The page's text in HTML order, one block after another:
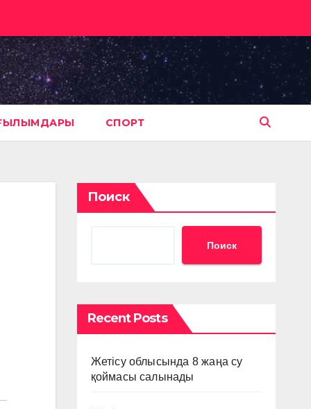
СПОРТ
Поиск
Поиск
Recent Posts
Жетісу облысында 8 жаңа су
қоймасы салынады